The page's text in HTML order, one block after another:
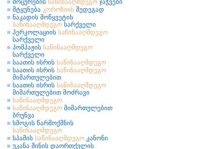
მოცურების საწინააღმდეგო ჯაჭვები
მტყუნება კოროზიის შედეგად
ნაკადის მოწყვეტის
საწინააღმდეგო სარქველი
პერკოლაციის საწინააღმდეგო
სარქველი
პომპაჟის საწინააღმდეგო
სარქველი
საათის ისრის საწინააღმდეგო
საათის ისრის საწინააღმდეგო
მიმართულებით
საათის ისრის საწინააღმდეგო
მიმართულებით მოძრავი
საწინააღმდეგო
საწინააღმდეგო მიმართულებით
ბრუნვა
სმოგის წარმოქმნის
საწინააღმდეგო
სპამის საწინააღმდეგო კანონი
უკანა მინის დაორთქვლის